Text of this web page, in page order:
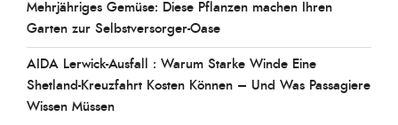
Mehrjähriges Gemüse: Diese Pflanzen machen Ihren
Garten zur Selbstversorger-Oase
AIDA Lerwick-Ausfall : Warum Starke Winde Eine
Shetland-Kreuzfahrt Kosten Können – Und Was Passagiere
Wissen Müssen